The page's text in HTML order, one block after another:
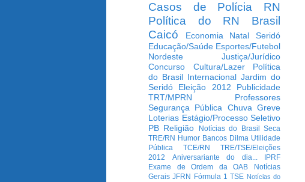
Casos de Polícia
RN
Política do RN
Brasil
Caicó
Economia Natal
Seridó
Educação/Saúde Esportes/Futebol
Nordeste
Justiça/Jurídico
Concurso
Cultura/Lazer
Política
do Brasil Internacional Jardim do
Seridó
Eleição 2012
Publicidade
TRT/MPRN
Professores
Segurança Pública Chuva Greve
Loterias Estágio/Processo Seletivo
PB Religião Notícias do Brasil
Seca
TRE/RN Humor Bancos Dilma Utilidade
Pública
TCE/RN
TRE/TSE/Eleições
2012
Aniversariante do dia...
IPRF
Exame de Ordem da OAB
Notícias
Gerais JFRN Fórmula 1 TSE Notícias do